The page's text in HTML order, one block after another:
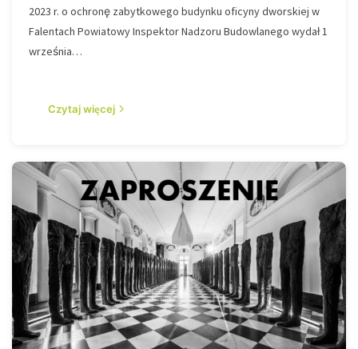
2023 r. o ochronę zabytkowego budynku oficyny dworskiej w
Falentach Powiatowy Inspektor Nadzoru Budowlanego wydał 1
września…
Czytaj więcej